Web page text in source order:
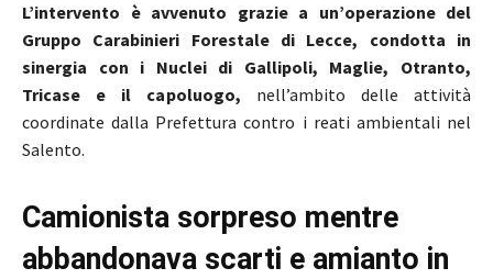
L’intervento è avvenuto grazie a un’operazione del
Gruppo Carabinieri Forestale di Lecce, condotta in
sinergia con i Nuclei di Gallipoli, Maglie, Otranto,
Tricase e il capoluogo, nell’ambito delle attività
coordinate dalla Prefettura contro i reati ambientali nel
Salento.
Camionista sorpreso mentre
abbandonava scarti e amianto in